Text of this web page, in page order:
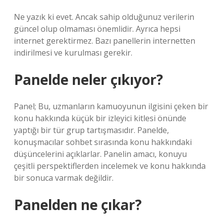
Ne yazık ki evet. Ancak sahip olduğunuz verilerin
güncel olup olmaması önemlidir. Ayrıca hepsi
internet gerektirmez. Bazı panellerin internetten
indirilmesi ve kurulması gerekir.
Panelde neler çıkıyor?
Panel; Bu, uzmanların kamuoyunun ilgisini çeken bir
konu hakkında küçük bir izleyici kitlesi önünde
yaptığı bir tür grup tartışmasıdır. Panelde,
konuşmacılar sohbet sırasında konu hakkındaki
düşüncelerini açıklarlar. Panelin amacı, konuyu
çeşitli perspektiflerden incelemek ve konu hakkında
bir sonuca varmak değildir.
Panelden ne çıkar?